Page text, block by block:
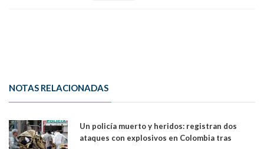
NOTAS RELACIONADAS
Un policía muerto y heridos: registran dos
ataques con explosivos en Colombia tras